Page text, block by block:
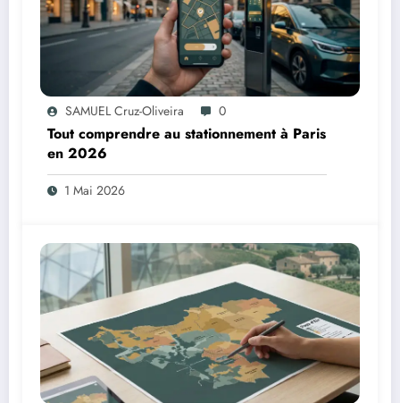
SAMUEL Cruz-Oliveira 0
Tout comprendre au stationnement à Paris
en 2026
1 Mai 2026